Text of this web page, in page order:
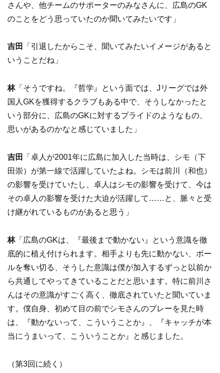
さんや、他チームのサポーターのみなさんに、広島のGK
のことをどう思っていたのか聞いてみたいです」
吉田
「引退したからこそ、聞いてみたいイメージがあると
いうことだね」
林「そうですね。『哲学』という面では、Jリーグでは外
国人GKを獲得するクラブもある中で、そうしなかったと
いう部分に、広島のGKに対するプライドのようなもの、
思いがあるのかなと感じていました」
吉田
「卓人が2001年に広島に加入した当時は、シモ（下
田崇）が第一線で活躍していたよね。シモは前川（和也）
の影響を受けていたし、卓人はシモの影響を受けて、今は
その卓人の影響を受けた大迫が活躍して……と、脈々と受
け継がれているものがあると思う」
林「広島のGKは、『最後まで動かない』という意識を徹
底的に植え付けられます。相手よりも先に動かない、ボー
ルを奪い切る、そうした意識は僕が加入するずっと以前か
ら共通してやってきていることだと思います。特に前川さ
んはその意識がすごく高く、徹底されていたと聞いていま
す。僕自身、初めて目の前でシモさんのプレーを見た時
は、『動かないって、こういうことか』、『キャッチが本
当にうまいって、こういうことか』と感じました。
（第3回に続く）